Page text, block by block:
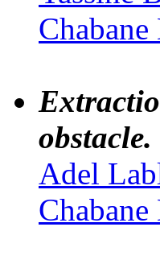
Chabane
obstacle.
Adel
Chabane